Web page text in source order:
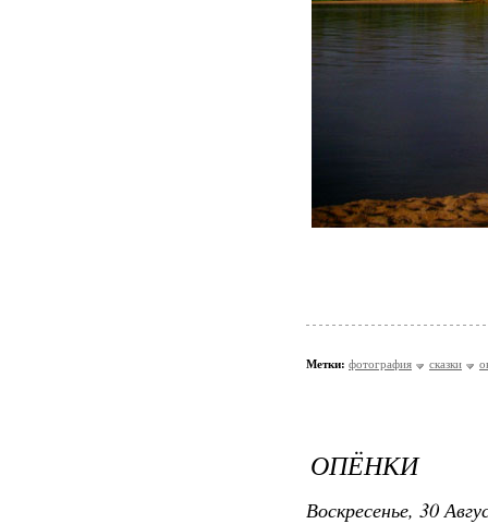
Метки: фотография сказки
ОПЁНКИ
Воскресенье, 30